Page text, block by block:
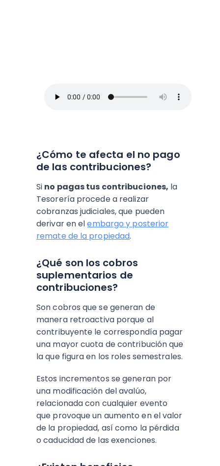
¿Cómo te afecta el no pago
de las contribuciones?
Si no pagas tus contribuciones, la
Tesorería procede a realizar
cobranzas judiciales, que pueden
derivar en elembargo y posterior
remate de la propiedad.
¿Qué son los cobros
suplementarios de
contribuciones?
Son cobros que se generan de
manera retroactiva porque al
contribuyente le correspondía pagar
una mayor cuota de contribución que
la que figura en los roles semestrales.
Estos incrementos se generan por
una modificación del avalúo,
relacionada con cualquier evento
que provoque un aumento en el valor
de la propiedad, así como la pérdida
o caducidad de las exenciones.